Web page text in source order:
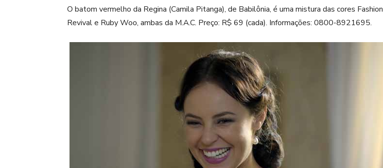
O batom vermelho da Regina (Camila Pitanga), de Babilônia, é uma mistura das cores Fashion
Revival e Ruby Woo, ambas da M.A.C. Preço: R$ 69 (cada). Informações: 0800-8921695.